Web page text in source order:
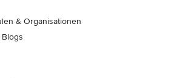
& Organisationen